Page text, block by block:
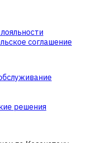
соглашение
решения